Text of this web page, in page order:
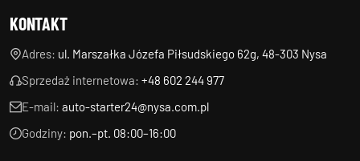
KONTAKT
Adres: ul. Marszałka Józefa Piłsudskiego 62g, 48-303 Nysa
Sprzedaż internetowa: +48 602 244 977
E-mail: auto-starter24@nysa.com.pl
Godziny: pon.–pt. 08:00–16:00